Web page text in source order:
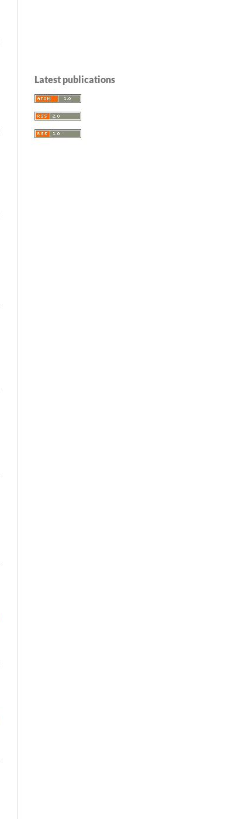
Latest publications